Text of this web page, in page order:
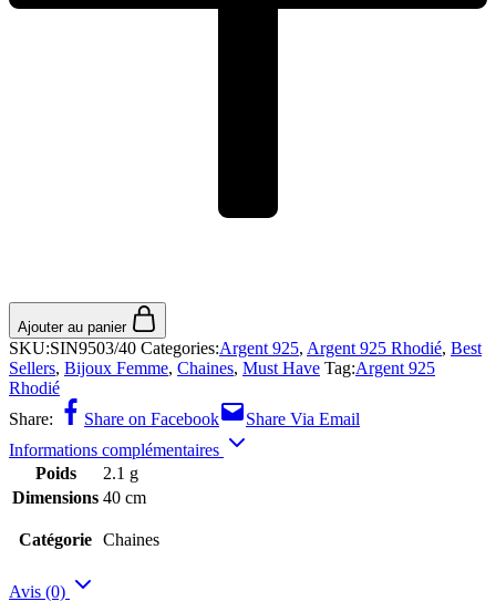
Ajouter au panier
SKU:SIN9503/40 Categories:Argent 925, Argent 925 Rhodié, Best
Sellers, Bijoux Femme, Chaines, Must Have Tag:Argent 925
Rhodié
Share:
Share on Facebook
Share Via Email
Informations complémentaires
Poids
2.1 g
Dimensions 40 cm
Catégorie Chaines
Avis (0)